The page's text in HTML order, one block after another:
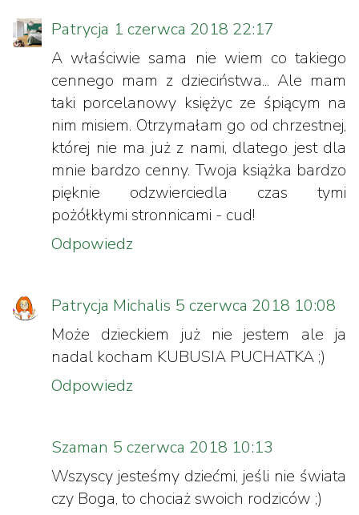
Patrycja 1 czerwca 2018 22:17
A właściwie sama nie wiem co takiego
cennego mam z dzieciństwa... Ale mam
taki porcelanowy księżyc ze śpiącym na
nim misiem. Otrzymałam go od chrzestnej,
której nie ma już z nami, dlatego jest dla
mnie bardzo cenny. Twoja książka bardzo
pięknie odzwierciedla czas tymi
pożółkłymi stronnicami - cud!
Odpowiedz
Patrycja Michalis 5 czerwca 2018 10:08
Może dzieckiem już nie jestem ale ja
nadal kocham KUBUSIA PUCHATKA ;)
Odpowiedz
Szaman 5 czerwca 2018 10:13
Wszyscy jesteśmy dziećmi, jeśli nie świata
czy Boga, to chociaż swoich rodziców ;)